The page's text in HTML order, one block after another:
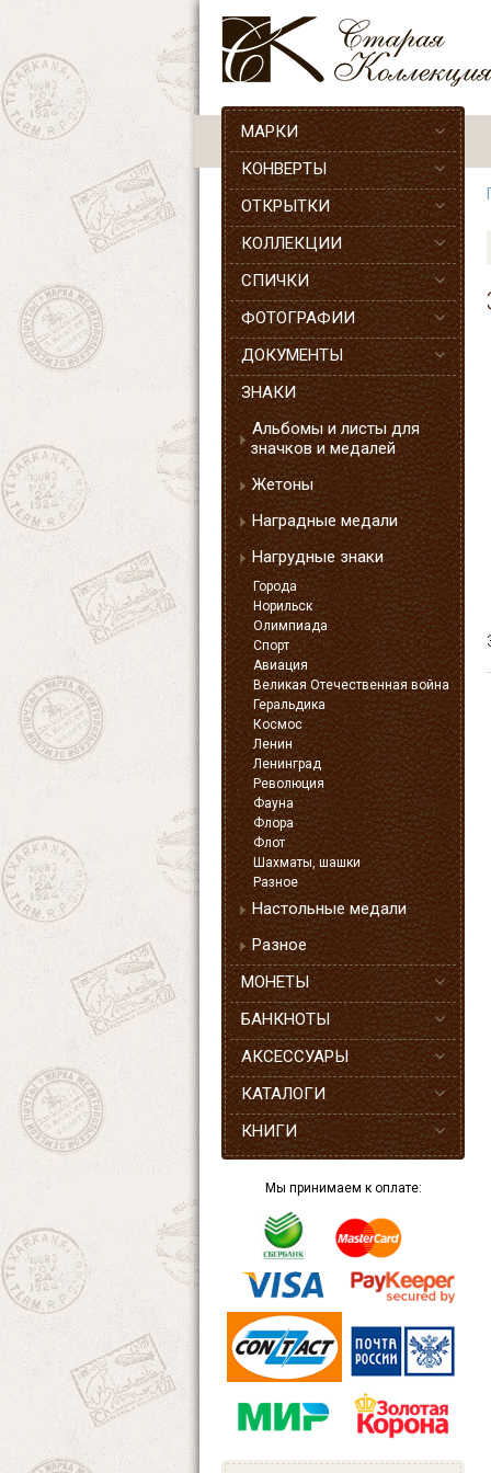
МАРКИ
КОНВЕРТЫ
ОТКРЫТКИ
КОЛЛЕКЦИИ
СПИЧКИ
ФОТОГРАФИИ
ДОКУМЕНТЫ
ЗНАКИ
Альбомы и листы для
значков и медалей
Жетоны
Наградные медали
Нагрудные знаки
Города
Норильск
Олимпиада
Спорт
Авиация
Великая Отечественная война
Геральдика
Космос
Ленин
Ленинград
Революция
Фауна
Флора
Флот
Шахматы, шашки
Разное
Настольные медали
Разное
МОНЕТЫ
БАНКНОТЫ
АКСЕССУАРЫ
КАТАЛОГИ
КНИГИ
Мы принимаем к оплате: